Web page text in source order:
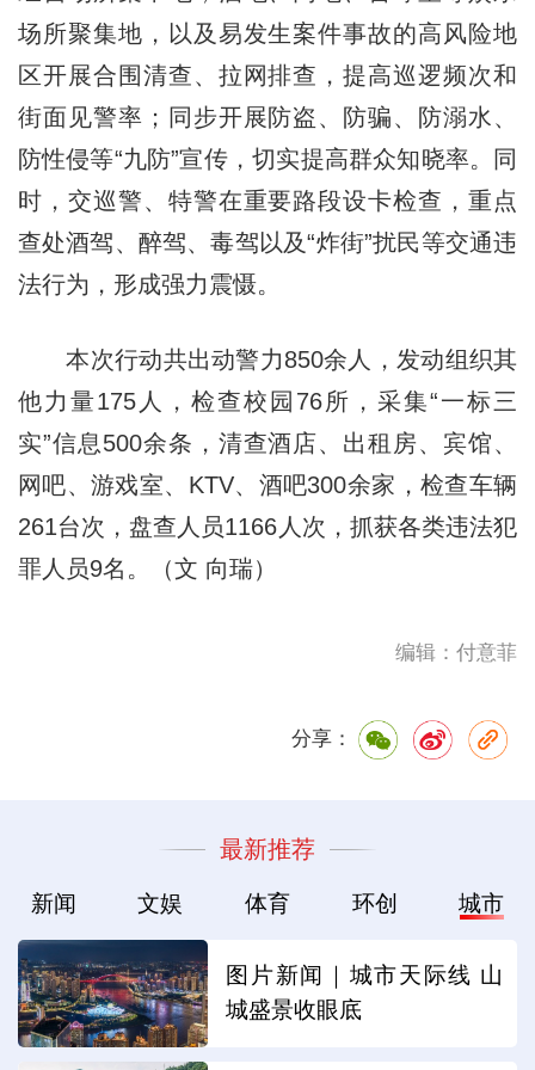
场所聚集地，以及易发生案件事故的高风险地
区开展合围清查、拉网排查，提高巡逻频次和
街面见警率；同步开展防盗、防骗、防溺水、
防性侵等“九防”宣传，切实提高群众知晓率。同
时，交巡警、特警在重要路段设卡检查，重点
查处酒驾、醉驾、毒驾以及“炸街”扰民等交通违
法行为，形成强力震慑。
本次行动共出动警力850余人，发动组织其
他力量175人，检查校园76所，采集“一标三
实”信息500余条，清查酒店、出租房、宾馆、
网吧、游戏室、KTV、酒吧300余家，检查车辆
261台次，盘查人员1166人次，抓获各类违法犯
罪人员9名。（文 向瑞）
编辑：付意菲
分享：
最新推荐
新闻 文娱 体育 环创 城市
图片新闻｜城市天际线 山
城盛景收眼底